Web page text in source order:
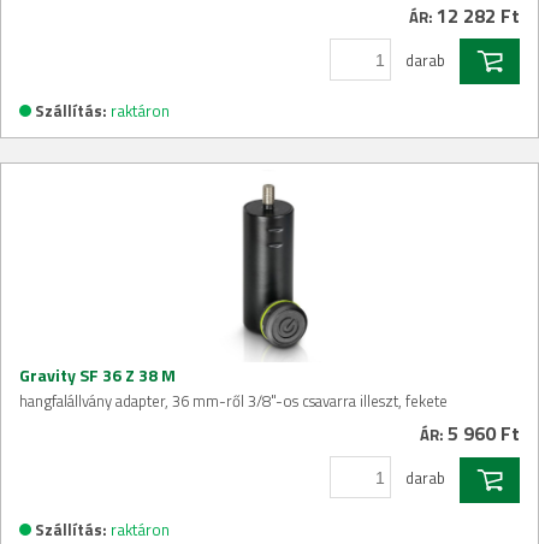
ÁR: 12 282 Ft
darab
Szállítás: raktáron
Gravity SF 36 Z 38 M
hangfalállvány adapter, 36 mm-ről 3/8"-os csavarra illeszt, fekete
ÁR: 5 960 Ft
darab
Szállítás: raktáron